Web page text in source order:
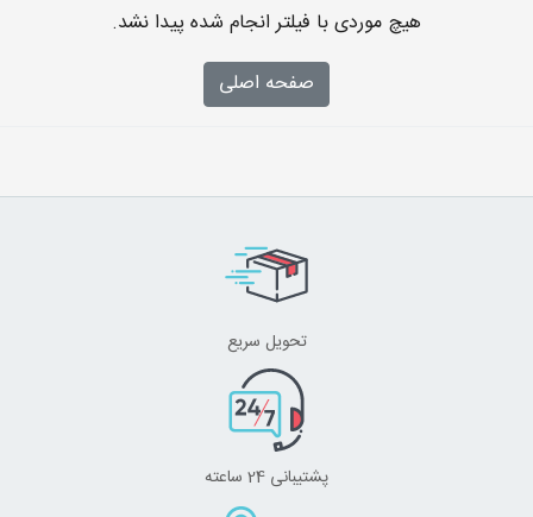
هیچ موردی با فیلتر انجام شده پیدا نشد.
صفحه اصلی
تحویل سریع
پشتیبانی 24 ساعته